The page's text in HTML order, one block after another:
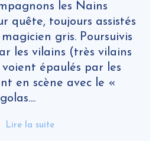
les Nains
quête, toujours assistés
gris. Poursuivis
les vilains (très vilains
voient épaulés par les
en scène avec le «
Lire la suite